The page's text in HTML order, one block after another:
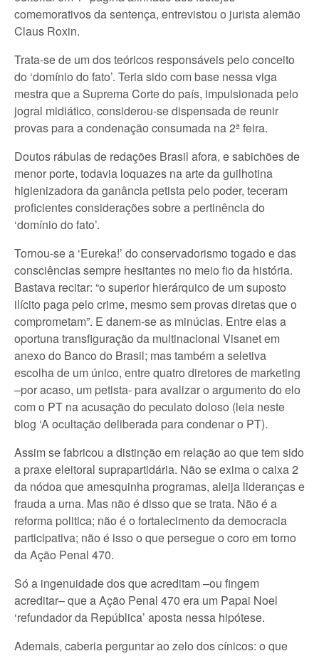
comemorativos da sentença, entrevistou o jurista alemão
Claus Roxin.
Trata-se de um dos teóricos responsáveis pelo conceito
do ‘domínio do fato’. Teria sido com base nessa viga
mestra que a Suprema Corte do país, impulsionada pelo
jogral midiático, considerou-se dispensada de reunir
provas para a condenação consumada na 2ª feira.
Doutos rábulas de redações Brasil afora, e sabichões de
menor porte, todavia loquazes na arte da guilhotina
higienizadora da ganância petista pelo poder, teceram
proficientes considerações sobre a pertinência do
‘domínio do fato’.
Tornou-se a ‘Eureka!’ do conservadorismo togado e das
consciências sempre hesitantes no meio fio da história.
Bastava recitar: “o superior hierárquico de um suposto
ilícito paga pelo crime, mesmo sem provas diretas que o
comprometam”. E danem-se as minúcias. Entre elas a
oportuna transfiguração da multinacional Visanet em
anexo do Banco do Brasil; mas também a seletiva
escolha de um único, entre quatro diretores de marketing
–por acaso, um petista- para avalizar o argumento do elo
com o PT na acusação do peculato doloso (leia neste
blog ‘A ocultação deliberada para condenar o PT).
Assim se fabricou a distinção em relação ao que tem sido
a praxe eleitoral suprapartidária. Não se exima o caixa 2
da nódoa que amesquinha programas, aleija lideranças e
frauda a urna. Mas não é disso que se trata. Não é a
reforma politica; não é o fortalecimento da democracia
participativa; não é isso o que persegue o coro em torno
da Ação Penal 470.
Só a ingenuidade dos que acreditam –ou fingem
acreditar– que a Ação Penal 470 era um Papai Noel
‘refundador da República’ aposta nessa hipótese.
Ademais, caberia perguntar ao zelo dos cínicos: o que